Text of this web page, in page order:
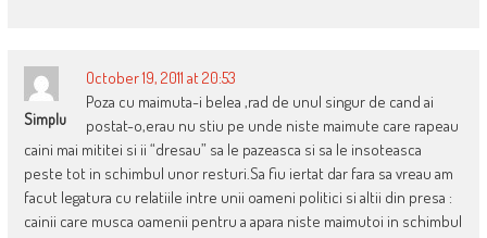
Simplu
October 19, 2011 at 20:53
Poza cu maimuta-i belea ,rad de unul singur de cand ai
postat-o,erau nu stiu pe unde niste maimute care rapeau
caini mai mititei si ii “dresau” sa le pazeasca si sa le insoteasca
peste tot in schimbul unor resturi.Sa fiu iertat dar fara sa vreau am
facut legatura cu relatiile intre unii oameni politici si altii din presa :
cainii care musca oamenii pentru a apara niste maimutoi in schimbul